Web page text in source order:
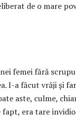
de o mare
femei fără
I-a făcut vrăji și
aste, culme,
era tare